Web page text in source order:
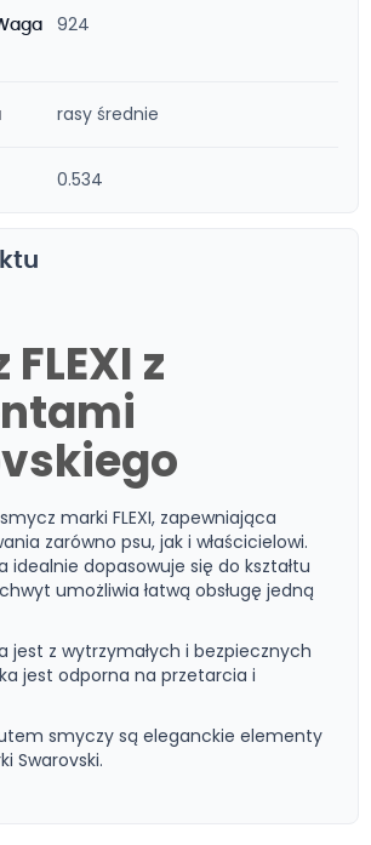
924
rasy średnie
0.534
z
marki FLEXI, zapewniająca
zarówno psu, jak i właścicielowi.
idealnie dopasowuje się do kształtu
umożliwia łatwą obsługę jedną
jest z wytrzymałych i bezpiecznych
jest odporna na przetarcia i
smyczy są eleganckie elementy
Swarovski.